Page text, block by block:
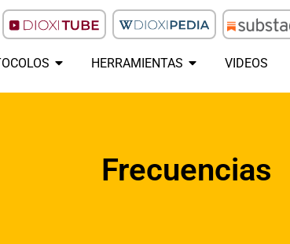
HERRAMIENTAS VIDEOS
Frecuencias